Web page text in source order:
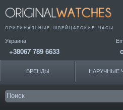
ОРИГИНАЛЬНЫЕ ШВЕЙЦАРСКИЕ ЧАСЫ
Украина
+38067 789 6633
БРЕНДЫ НАРУЧНЫЕ